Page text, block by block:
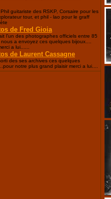
guitariste des RSKP, Corsaire pour les
tour, et phil - lao pour le graff
de Fred Gioia
l’un des photographes officiels entre 85
a envoyez ces quelques bijoux....
a lui......
de Laurent Cassagne
des ses archives ces quelques
notre plus grand plaisir merci a lui....